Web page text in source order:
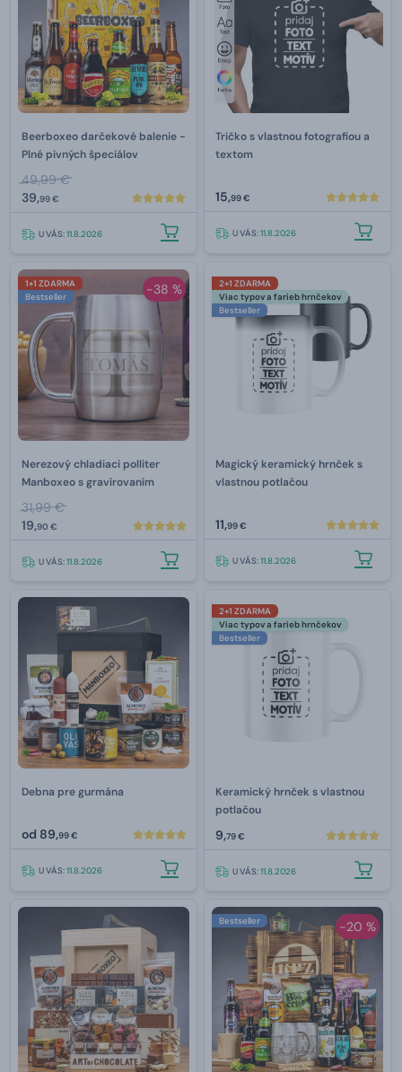
Beerboxeo darčekové balenie -
Plné pivných špeciálov
49,99 €
39,99 €
U VÁS:11.8.2026
Tričko s vlastnou fotografiou a
textom
15,99 €
U VÁS:11.8.2026
-38 %
1+1 ZDARMA
Bestseller
Nerezový chladiaci polliter
Manboxeo s gravírovaním
31,99 €
19,90 €
U VÁS:11.8.2026
2+1 ZDARMA
Viac typov a farieb hrnčekov
Bestseller
Magický keramický hrnček s
vlastnou potlačou
11,99 €
U VÁS:11.8.2026
Debna pre gurmána
od 89,99 €
U VÁS:11.8.2026
2+1 ZDARMA
Viac typov a farieb hrnčekov
Bestseller
Keramický hrnček s vlastnou
potlačou
9,79 €
U VÁS:11.8.2026
-20 %
Bestseller